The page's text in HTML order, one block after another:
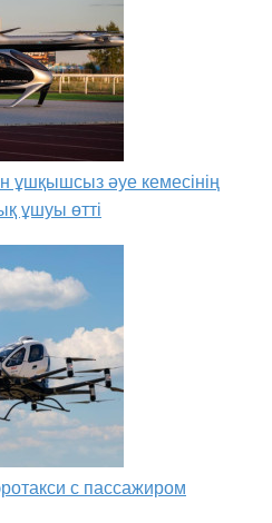
ұшқышсыз әуе кемесінің
ұшуы өтті
с пассажиром